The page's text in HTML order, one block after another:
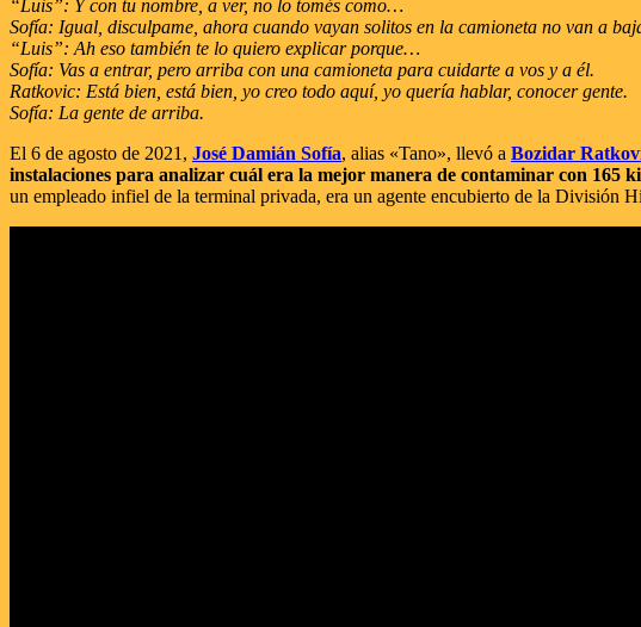
“Luis”: Y con tu nombre, a ver, no lo tomés como…
Sofía: Igual, disculpame, ahora cuando vayan solitos en la camioneta no van a
“Luis”: Ah eso también te lo quiero explicar porque…
Sofía: Vas a entrar, pero arriba con una camioneta para cuidarte a vos y a él.
Ratkovic: Está bien, está bien, yo creo todo aquí, yo quería hablar, conocer gente.
Sofía: La gente de arriba.
El 6 de agosto de 2021, José Damián Sofía, alias «Tano», llevó a Bozidar
instalaciones para analizar cuál era la mejor manera de contaminar con 165
un empleado infiel de la terminal privada, era un agente encubierto de la División